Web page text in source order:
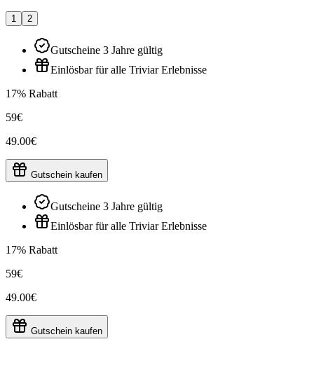
1 2
Gutscheine 3 Jahre gültig
Einlösbar für alle Triviar Erlebnisse
17% Rabatt
59€
49.00€
Gutschein kaufen
Gutscheine 3 Jahre gültig
Einlösbar für alle Triviar Erlebnisse
17% Rabatt
59€
49.00€
Gutschein kaufen